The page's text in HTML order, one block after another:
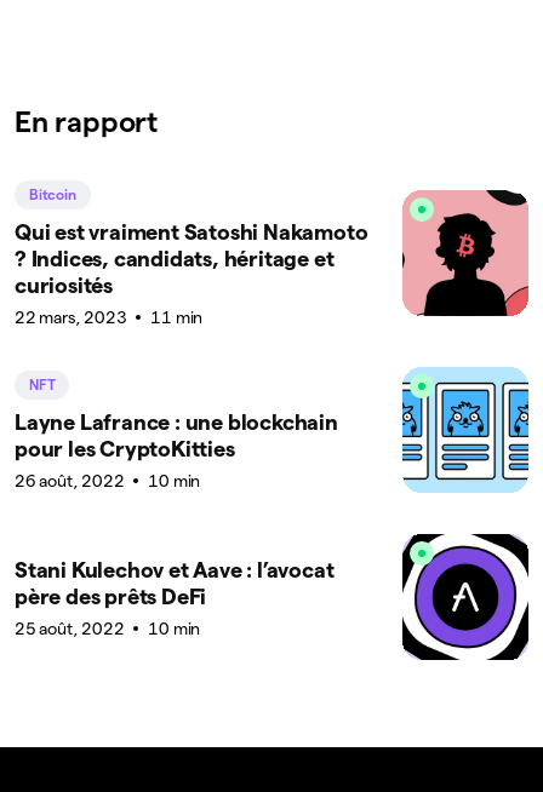
En rapport
Bitcoin
Qui est vraiment Satoshi Nakamoto
? Indices, candidats, héritage et
curiosités
22 mars, 2023 11 min
NFT
Layne Lafrance : une blockchain
pour les CryptoKitties
26 août, 2022 10 min
Stani Kulechov et Aave : l’avocat
père des prêts DeFi
25 août, 2022 10 min